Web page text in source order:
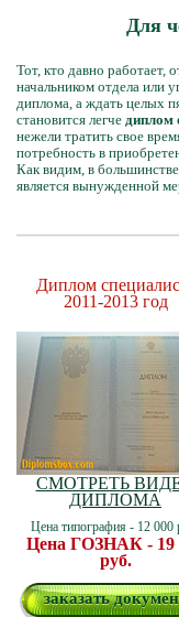
Для
Тот, кто давно работает,
начальником отдела или
диплома, а ждать целых
становится легче диплом
нежели тратить свое
потребность в
Как видим, в
является вынужденной
Диплом
2011-2013 год
СМОТРЕТЬ
ДИПЛОМА
Цена типография - 12 000
Цена ГОЗНАК - 19
руб.
заказать